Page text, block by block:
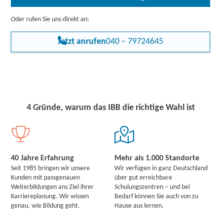
Oder rufen Sie uns direkt an:
Jetzt anrufen040 – 79724645
4 Gründe, warum das IBB die richtige Wahl ist
40 Jahre Erfahrung
Seit 1985 bringen wir unsere
Kunden mit passgenauen
Weiterbildungen ans Ziel ihrer
Karriereplanung. Wir wissen
genau, wie Bildung geht.
Mehr als 1.000 Standorte
Wir verfügen in ganz Deutschland
über gut erreichbare
Schulungszentren – und bei
Bedarf können Sie auch von zu
Hause aus lernen.